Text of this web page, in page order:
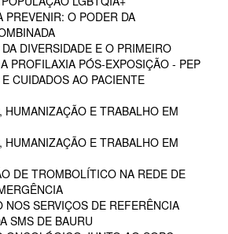
PREVENIR: O PODER DA
DIVERSIDADE E O PRIMEIRO
PROFILAXIA PÓS-EXPOSIÇÃO - PEP
CUIDADOS AO PACIENTE
HUMANIZAÇÃO E TRABALHO EM
HUMANIZAÇÃO E TRABALHO EM
DE TROMBOLÍTICO NA REDE DE
NOS SERVIÇOS DE REFERÊNCIA
SMS DE BAURU